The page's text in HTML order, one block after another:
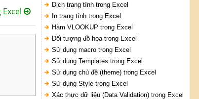
Dịch trang tính trong Excel
In trang tính trong Excel
Hàm VLOOKUP trong Excel
Đối tượng đồ họa trong Excel
Sử dụng macro trong Excel
Sử dụng Templates trong Excel
Sử dụng chủ đề (theme) trong Excel
Sử dụng Style trong Excel
Xác thực dữ liệu (Data Validation) trong Excel